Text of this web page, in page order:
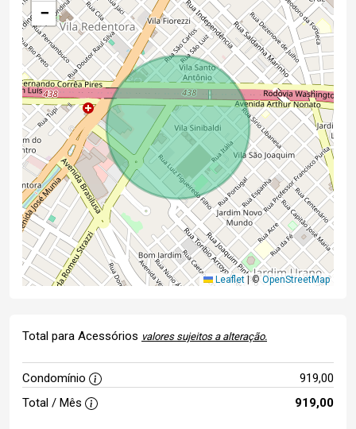
−
Leaflet |©OpenStreetMap
Total para Acessórios valores sujeitos a alteração.
Condomínio
919,00
Total / Mês
919,00